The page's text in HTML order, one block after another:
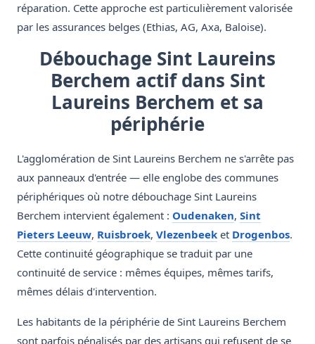
réparation. Cette approche est particulièrement valorisée
par les assurances belges (Ethias, AG, Axa, Baloise).
Débouchage Sint Laureins
Berchem actif dans Sint
Laureins Berchem et sa
périphérie
L'agglomération de Sint Laureins Berchem ne s'arrête pas
aux panneaux d'entrée — elle englobe des communes
périphériques où notre débouchage Sint Laureins
Berchem intervient également : Oudenaken, Sint
Pieters Leeuw, Ruisbroek, Vlezenbeek et Drogenbos.
Cette continuité géographique se traduit par une
continuité de service : mêmes équipes, mêmes tarifs,
mêmes délais d'intervention.
Les habitants de la périphérie de Sint Laureins Berchem
sont parfois pénalisés par des artisans qui refusent de se